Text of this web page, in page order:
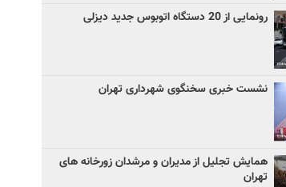
رونمایی از 20 دستگاه اتوبوس جدید دیزلی
نشست خبری سخنگوی شهرداری تهران
همایش تجلیل از مدیران و مرشدان زورخانه های
تهران